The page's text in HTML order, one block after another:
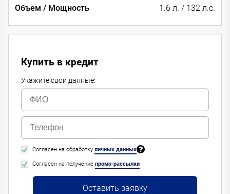
Объем / Мощность 1.6 л. / 132 л.с.
Купить в кредит
Укажите свои данные:
Согласен на обработку личных данных
Согласен на получение промо-рассылки
Оставить заявку